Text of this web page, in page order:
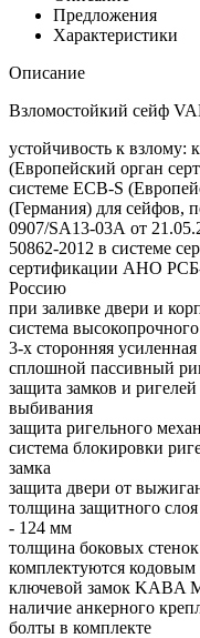
Предложения
Характеристики
Описание
Взломостойкий сейф
устойчивость к взлому:
(Европейский орган
системе ECB-S
(Германия) для сейфов,
0907/SA13-03А от
50862-2012 в системе
сертификации АНО
Россию
при заливке двери и
система
3-х сторонняя
сплошной пассивный
защита замков и
выбивания
защита ригельного
система блокировки
замка
защита двери от
толщина защитного
- 124 мм
толщина боковых
комплектуются
ключевой замок KABA
наличие анкерного
болты в комплекте